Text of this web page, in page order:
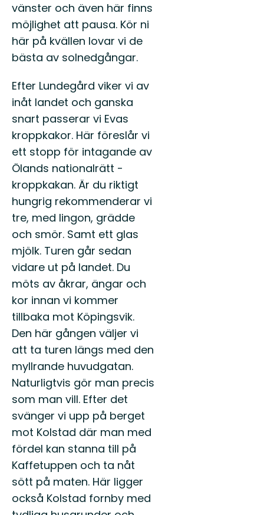
vänster och även här finns
möjlighet att pausa. Kör ni
här på kvällen lovar vi de
bästa av solnedgångar.
Efter Lundegård viker vi av
inåt landet och ganska
snart passerar vi Evas
kroppkakor. Här föreslår vi
ett stopp för intagande av
Ölands nationalrätt -
kroppkakan. Är du riktigt
hungrig rekommenderar vi
tre, med lingon, grädde
och smör. Samt ett glas
mjölk. Turen går sedan
vidare ut på landet. Du
möts av åkrar, ängar och
kor innan vi kommer
tillbaka mot Köpingsvik.
Den här gången väljer vi
att ta turen längs med den
myllrande huvudgatan.
Naturligtvis gör man precis
som man vill. Efter det
svänger vi upp på berget
mot Kolstad där man med
fördel kan stanna till på
Kaffetuppen och ta nåt
sött på maten. Här ligger
också Kolstad fornby med